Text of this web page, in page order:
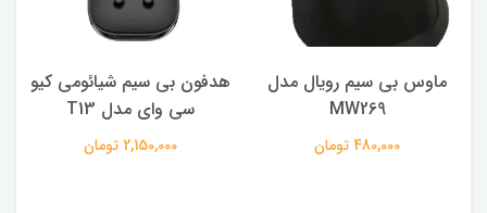
ماوس بی سیم رویال مدل
MW269
480,000 تومان
هدفون بی سیم شیائومی کیو
سی وای مدل T13
2,150,000 تومان